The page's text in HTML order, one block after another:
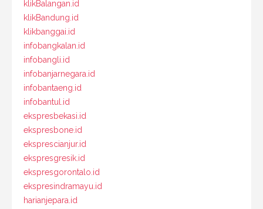
klikBalangan.id
klikBandung.id
klikbanggai.id
infobangkalan.id
infobangli.id
infobanjarnegara.id
infobantaeng.id
infobantul.id
ekspresbekasi.id
ekspresbone.id
eksprescianjur.id
ekspresgresik.id
ekspresgorontalo.id
ekspresindramayu.id
harianjepara.id